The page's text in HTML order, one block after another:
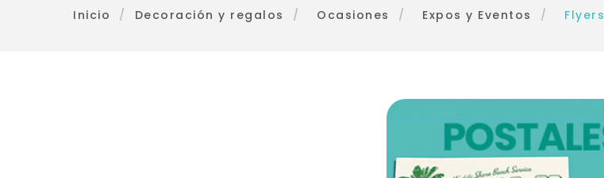
Inicio / Decoración y regalos / Ocasiones / Expos y Eventos /